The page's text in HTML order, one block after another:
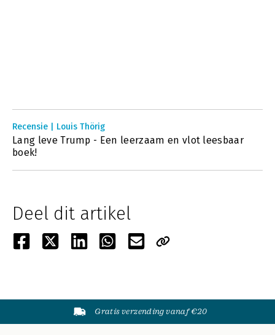
Recensie | Louis Thörig
Lang leve Trump - Een leerzaam en vlot leesbaar
boek!
Deel dit artikel
Gratis verzending vanaf €20